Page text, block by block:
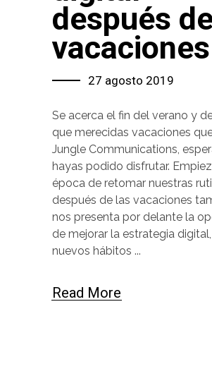
después
vacaciones
27 agosto 2019
Se acerca el fin del verano y
que merecidas vacaciones
Jungle Communications,
hayas podido disfrutar.
época de retomar nuestras
después de las vacaciones
nos presenta por delante la
de mejorar la estrategia
nuevos hábitos
Read More